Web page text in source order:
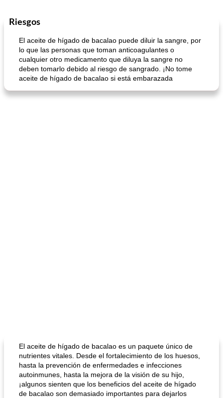
Cocina del mundo
Riesgos
El aceite de hígado de bacalao puede diluir la sangre, por
lo que las personas que toman anticoagulantes o
cualquier otro medicamento que diluya la sangre no
deben tomarlo debido al riesgo de sangrado. ¡No tome
aceite de hígado de bacalao si está embarazada
El aceite de hígado de bacalao es un paquete único de
nutrientes vitales. Desde el fortalecimiento de los huesos,
hasta la prevención de enfermedades e infecciones
autoinmunes, hasta la mejora de la visión de su hijo,
¡algunos sienten que los beneficios del aceite de hígado
de bacalao son demasiado importantes para dejarlos